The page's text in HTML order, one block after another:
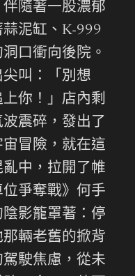
伴隨著一股濃郁
泥缸、K-999
口衝向後院。
叫：「別想
你！」店內剩
震碎，發出了
冒險，就在這
中，拉開了帷
爭奪戰》何手
影籠罩著：停
輛老舊的掀背
駛焦慮，從未